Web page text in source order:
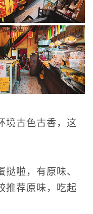
境古色古香，这
啦，有原味、
推荐原味，吃起